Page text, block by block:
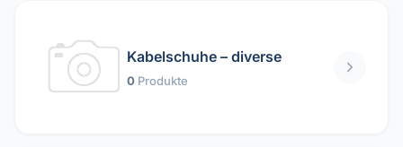
Kabelschuhe – diverse
0 Produkte